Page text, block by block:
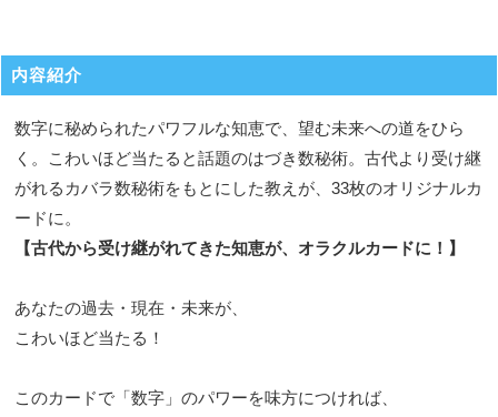
内容紹介
数字に秘められたパワフルな知恵で、望む未来への道をひら
く。こわいほど当たると話題のはづき数秘術。古代より受け継
がれるカバラ数秘術をもとにした教えが、33枚のオリジナルカ
ードに。
【古代から受け継がれてきた知恵が、オラクルカードに！】
あなたの過去・現在・未来が、
こわいほど当たる！
このカードで「数字」のパワーを味方につければ、